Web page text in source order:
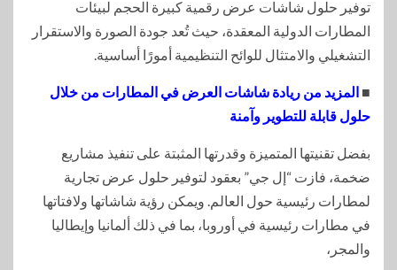
توفير حلول شاشات عرض رقمية كبيرة الحجم لبيئات
المطارات الدولية المعقدة، حيث تُعد جودة الصورة والاستقرار
التشغيلي والامتثال للوائح التنظيمية أمورًا أساسية.
■ المزيد من ريادة شاشات العرض في المطارات من خلال
حلول قابلة للتطوير وآمنة
بفضل تقنيتها المتميزة وقدرتها المثبتة على تنفيذ مشاريع
ضخمة، فازت “إل جي” بعقود لتوفير حلول عرض تجارية
لمطارات رئيسية حول العالم. ويمكن رؤية شاشاتها ولافتاتها
في مطارات رئيسية في أوروبا، بما في ذلك ألمانيا وإيطاليا
والمجر،